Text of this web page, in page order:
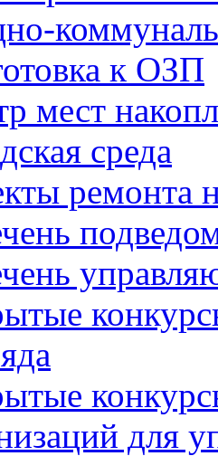
к ОЗП
мест
среда
ремонта
для